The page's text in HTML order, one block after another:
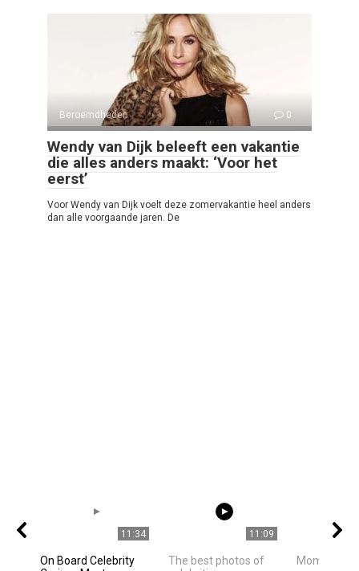
Beroemdheden 0
Wendy van Dijk beleeft een vakantie
die alles anders maakt: ‘Voor het
eerst’
Voor Wendy van Dijk voelt deze zomervakantie heel anders
dan alle voorgaande jaren. De
11:34
On Board Celebrity
11:09
The best photos of
Mom is